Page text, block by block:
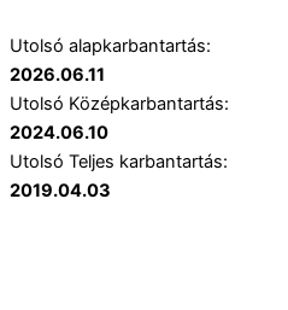
Utolsó alapkarbantartás:
2026.06.11
Utolsó Középkarbantartás:
2024.06.10
Utolsó Teljes karbantartás:
2019.04.03